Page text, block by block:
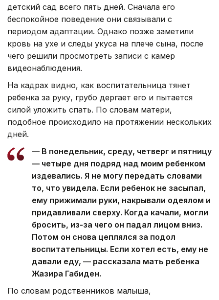
детский сад всего пять дней. Сначала его
беспокойное поведение они связывали с
периодом адаптации. Однако позже заметили
кровь на ухе и следы укуса на плече сына, после
чего решили просмотреть записи с камер
видеонаблюдения.
На кадрах видно, как воспитательница тянет
ребенка за руку, грубо дергает его и пытается
силой уложить спать. По словам матери,
подобное происходило на протяжении нескольких
дней.
— В понедельник, среду, четверг и пятницу
— четыре дня подряд над моим ребенком
издевались. Я не могу передать словами
то, что увидела. Если ребенок не засыпал,
ему прижимали руки, накрывали одеялом и
придавливали сверху. Когда качали, могли
бросить, из-за чего он падал лицом вниз.
Потом он снова цеплялся за подол
воспитательницы. Если хотел есть, ему не
давали еду, — рассказала мать ребенка
Жазира Габиден.
По словам родственников малыша,